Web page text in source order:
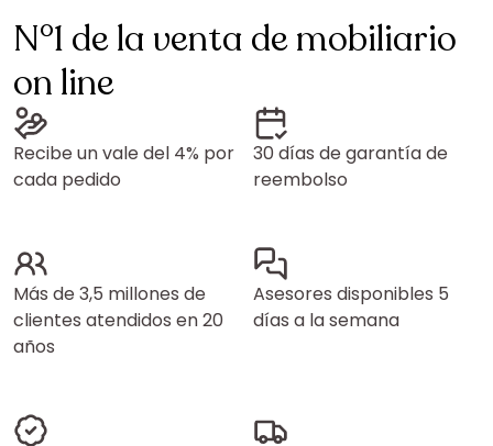
N°1 de la venta de mobiliario
on line
Recibe un vale del 4% por
cada pedido
30 días de garantía de
reembolso
Más de 3,5 millones de
clientes atendidos en 20
años
Asesores disponibles 5
días a la semana